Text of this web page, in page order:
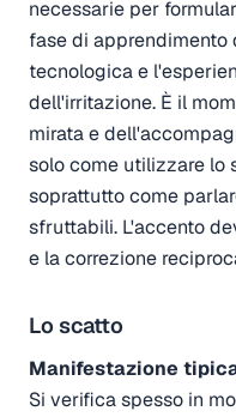
necessarie per
fase di apprendimento
tecnologica e
dell'irritazione. È il
mirata e
solo come utilizzare lo
soprattutto come
sfruttabili. L'accento
e la correzione
Lo scatto
Manifestazione
Si verifica spesso in